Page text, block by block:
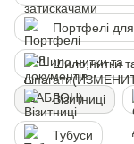
Портфелi для
Шило,нитки
Візитниці
Тубуси